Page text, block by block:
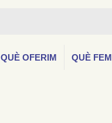
QUÈ OFERIM QUÈ FEM